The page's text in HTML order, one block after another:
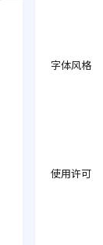
字体风格
使用许可